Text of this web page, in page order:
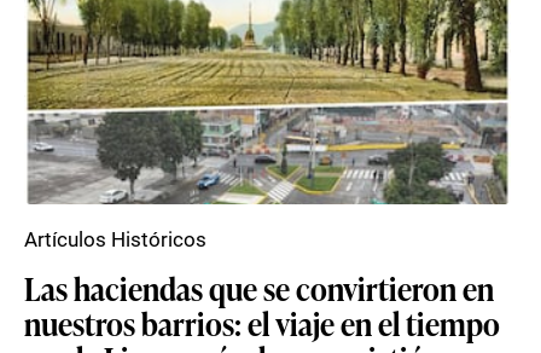
Las haciendas que se convirtieron en
nuestros barrios: el viaje en el tiempo
Artículos Históricos